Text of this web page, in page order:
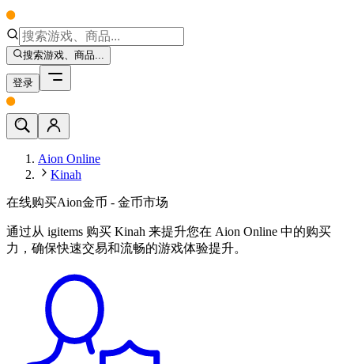
搜索游戏、商品...
登录
Aion Online
Kinah
在线购买Aion金币 - 金币市场
通过从 igitems 购买 Kinah 来提升您在 Aion Online 中的购买
力，确保快速交易和流畅的游戏体验提升。